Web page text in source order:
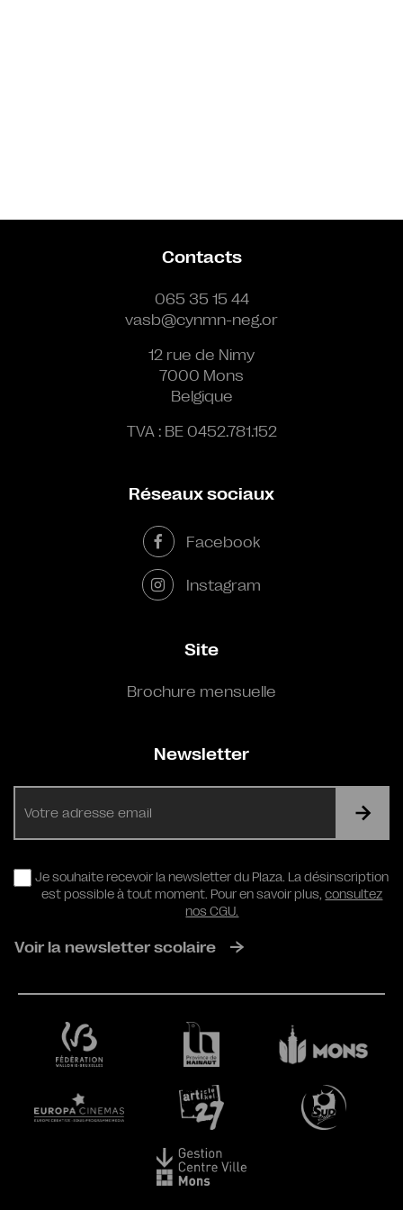
Contacts
065 35 15 44
vasb@cynmn-neg.or
12 rue de Nimy
7000 Mons
Belgique
TVA : BE 0452.781.152
Réseaux sociaux
Facebook
Instagram
Site
Brochure mensuelle
Newsletter
RGPD
Je souhaite recevoir la newsletter du Plaza. La désinscription
est possible à tout moment. Pour en savoir plus,consultez
nos CGU.
Voir la newsletter scolaire